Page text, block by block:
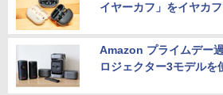
イヤーカフ」をイヤカ
Amazon プライムデー
ロジェクター3モデルを